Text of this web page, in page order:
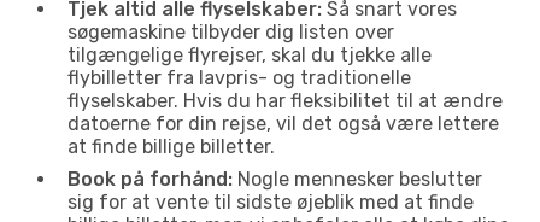
Tjek altid alle flyselskaber: Så snart vores
søgemaskine tilbyder dig listen over
tilgængelige flyrejser, skal du tjekke alle
flybilletter fra lavpris- og traditionelle
flyselskaber. Hvis du har fleksibilitet til at ændre
datoerne for din rejse, vil det også være lettere
at finde billige billetter.
Book på forhånd: Nogle mennesker beslutter
sig for at vente til sidste øjeblik med at finde